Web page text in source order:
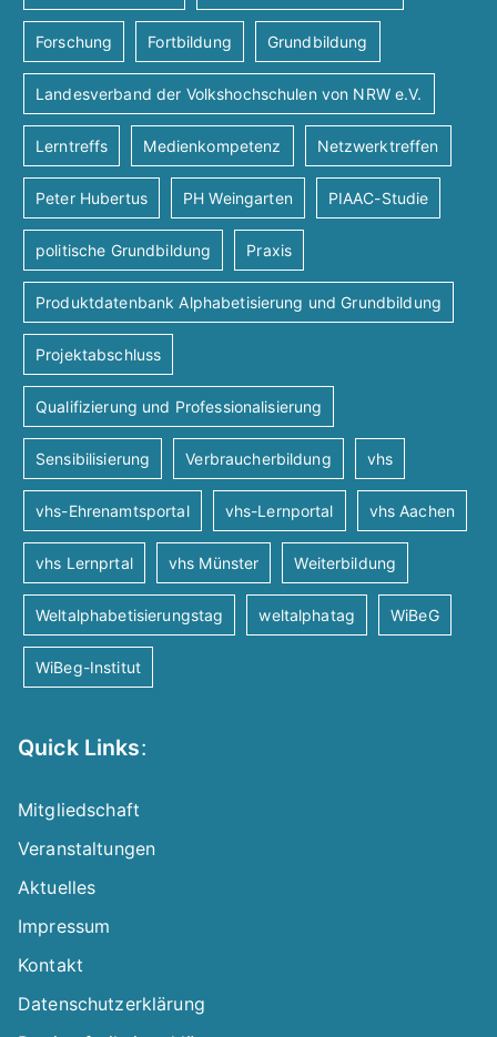
Forschung Fortbildung Grundbildung
Landesverband der Volkshochschulen von NRW e.V.
Lerntreffs Medienkompetenz Netzwerktreffen
Peter Hubertus PH Weingarten PIAAC-Studie
politische Grundbildung Praxis
Produktdatenbank Alphabetisierung und Grundbildung
Projektabschluss
Qualifizierung und Professionalisierung
Sensibilisierung Verbraucherbildung vhs
vhs-Ehrenamtsportal vhs-Lernportal vhs Aachen
vhs Lernprtal vhs Münster Weiterbildung
Weltalphabetisierungstag weltalphatag WiBeG
WiBeg-Institut
Quick Links:
Mitgliedschaft
Veranstaltungen
Aktuelles
Impressum
Kontakt
Datenschutzerklärung